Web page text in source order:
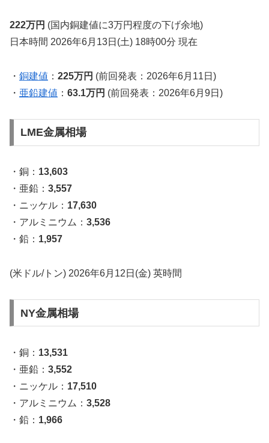
222万円 (国内銅建値に3万円程度の下げ余地)
日本時間 2026年6月13日(土) 18時00分 現在
・ 銅建値 ： 225万円 (前回発表：2026年6月11日)
・ 亜鉛建値 ： 63.1万円 (前回発表：2026年6月9日)
LME金属相場
・銅： 13,603
・亜鉛： 3,557
・ニッケル： 17,630
・アルミニウム： 3,536
・鉛： 1,957
(米ドル/トン) 2026年6月12日(金) 英時間
NY金属相場
・銅： 13,531
・亜鉛： 3,552
・ニッケル： 17,510
・アルミニウム： 3,528
・鉛： 1,966